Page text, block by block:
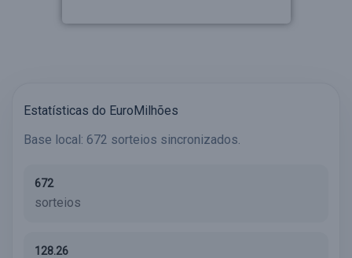
Estatísticas do EuroMilhões
Base local: 672 sorteios sincronizados.
672
sorteios
128.26